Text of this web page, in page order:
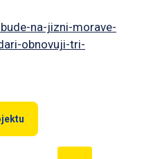
na-jizni-morave-
obnovuji-tri-